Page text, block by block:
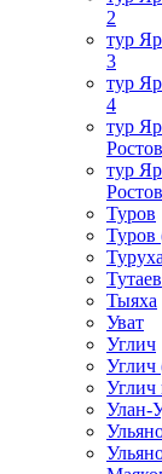
2
тур
3
тур
4
тур
тур
Туров
Туров
Тутаев
Тыяха
Уват
Углич
Улан-